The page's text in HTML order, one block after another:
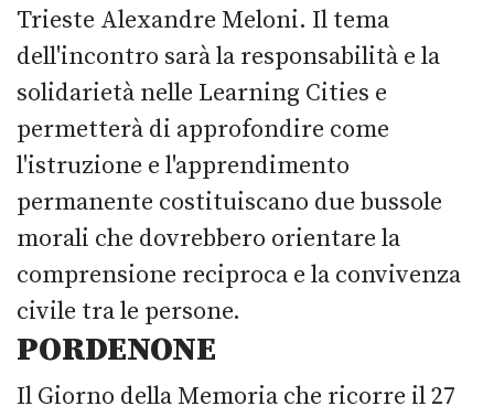
Trieste Alexandre Meloni. Il tema
dell'incontro sarà la responsabilità e la
solidarietà nelle Learning Cities e
permetterà di approfondire come
l'istruzione e l'apprendimento
permanente costituiscano due bussole
morali che dovrebbero orientare la
comprensione reciproca e la convivenza
civile tra le persone.
PORDENONE
Il Giorno della Memoria che ricorre il 27